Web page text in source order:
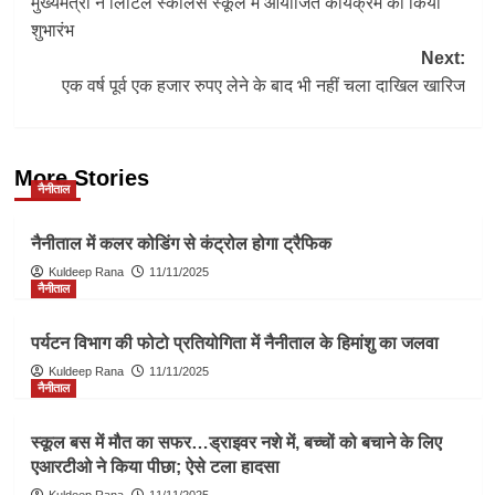
navigation
शुभारंभ
Next:
एक वर्ष पूर्व एक हजार रुपए लेने के बाद भी नहीं चला दाखिल खारिज
More Stories
नैनीताल
नैनीताल में कलर कोडिंग से कंट्रोल होगा ट्रैफिक
Kuldeep Rana
11/11/2025
नैनीताल
पर्यटन विभाग की फोटो प्रतियोगिता में नैनीताल के हिमांशु का जलवा
Kuldeep Rana
11/11/2025
नैनीताल
स्कूल बस में मौत का सफर…ड्राइवर नशे में, बच्चों को बचाने के लिए
एआरटीओ ने किया पीछा; ऐसे टला हादसा